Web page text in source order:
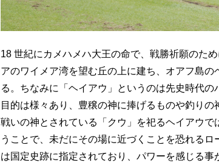
18 世紀にカメハメハ大王の命で、戦勝祈願のた
アのワイメア湾を望む丘の上に建ち、オアフ島
る。ちなみに「ヘイアウ」というのは先史時代
目的は様々あり、豊穣の神に捧げるものや釣り
戦いの神とされている「クウ」を祀るヘイアウ
うことで、未だにその場に近づくことを恐れるロ
は国定史跡に指定されており、パワーを感じる